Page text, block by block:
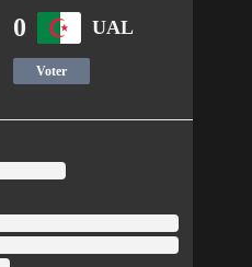
0 UAL
Voter